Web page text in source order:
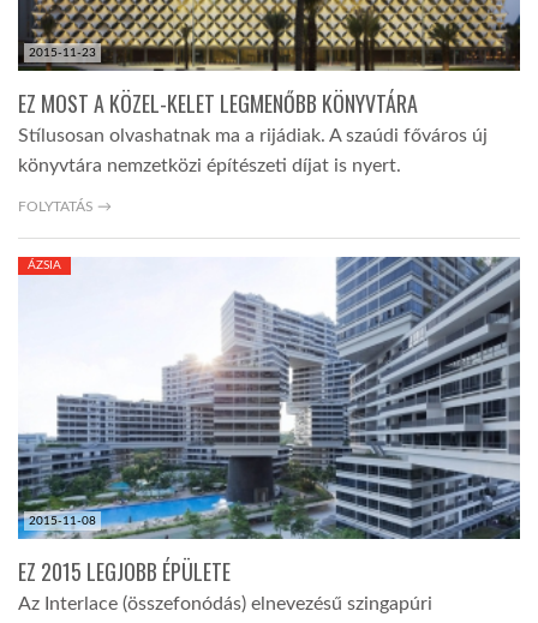
2015-11-23
EZ MOST A KÖZEL-KELET LEGMENŐBB KÖNYVTÁRA
Stílusosan olvashatnak ma a rijádiak. A szaúdi főváros új
könyvtára nemzetközi építészeti díjat is nyert.
FOLYTATÁS →
2015-11-08
ÁZSIA
EZ 2015 LEGJOBB ÉPÜLETE
Az Interlace (összefonódás) elnevezésű szingapúri